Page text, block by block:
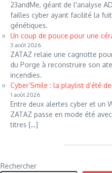
23andMe, géant de l'analyse
failles cyber ayant facilité la
génétiques.
Un coup de pouce pour une
3 août 2026
ZATAZ relaie une cagnotte
du Porge à reconstruire son
incendies.
Cyber’Smile : la playlist d’été
1 août 2026
Entre deux alertes cyber et un
ZATAZ passe en mode été
titres […]
Rechercher